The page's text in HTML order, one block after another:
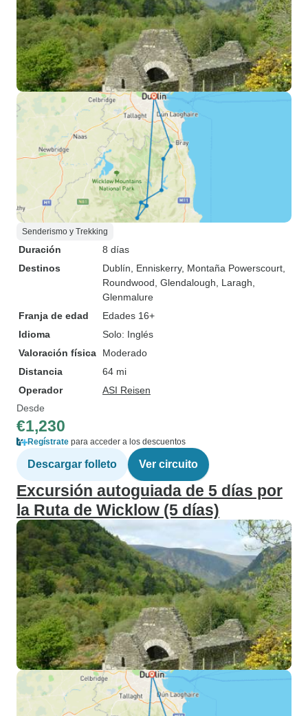
Senderismo y Trekking
Duración
8 días
Destinos
Dublín , Enniskerry, Montaña Powerscourt
Roundwood , Glendalough , Laragh
Glenmalure
Franja de edad
Edades 16+
Idioma
Solo: Inglés
Valoración física
Moderado
Distancia
64 mi
Operador
ASI Reisen
Desde
€1,230
Regístrate para acceder a los descuentos
Descargar folleto Ver circuito
Excursión autoguiada de 5 días por
la Ruta de Wicklow (5 días)